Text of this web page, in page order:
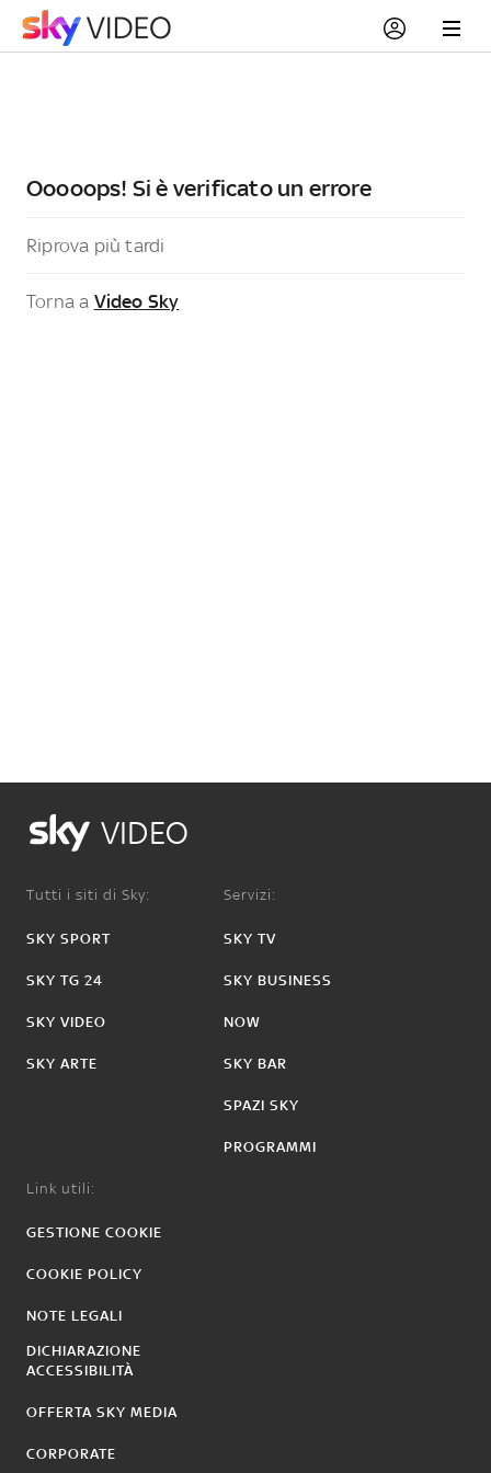
Ooooops! Si è verificato un errore
Riprova più tardi
Torna a Video Sky
VIDEO
Tutti i siti di Sky:
SKY SPORT
SKY TG 24
SKY VIDEO
SKY ARTE
Servizi:
SKY TV
SKY BUSINESS
NOW
SKY BAR
SPAZI SKY
PROGRAMMI
Link utili:
GESTIONE COOKIE
COOKIE POLICY
NOTE LEGALI
DICHIARAZIONE
ACCESSIBILITÀ
OFFERTA SKY MEDIA
CORPORATE